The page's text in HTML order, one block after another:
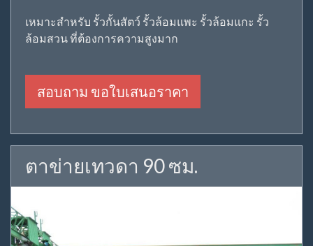
เหมาะสำหรับ รั้วกั้นสัตว์ รั้วล้อมแพะ รั้วล้อมแกะ รั้ว
ล้อมสวน ที่ต้องการความสูงมาก
สอบถาม ขอใบเสนอราคา
ตาข่ายเทวดา 90 ซม.